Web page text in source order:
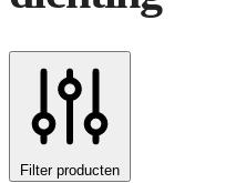
Filter producten